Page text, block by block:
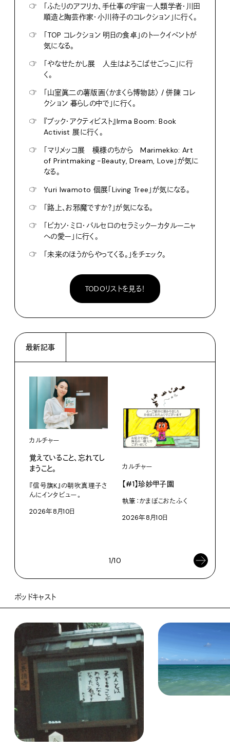
☞
「ふたりのアフリカ、手仕事の宇宙―人類学者・川田
順造と陶芸作家・小川待子のコレクション」に行く。
☞
「TOP コレクション 明日の食卓」のトークイベントが
気になる。
☞
「やなせたかし展 人生はよろこばせごっこ」に行
く。
☞
「山室眞二の薯版画〈かまくら博物誌〉 / 併陳 コレ
クション 暮らしの中で」に行く。
☞
『ブック・アクティビスト』Irma Boom: Book
Activist 展に行く。
☞
「マリメッコ展 模様のちから Marimekko: Art
of Printmaking -Beauty, Dream, Love」が気に
なる。
☞
Yuri Iwamoto 個展「Living Tree」が気になる。
☞
「路上、お邪魔ですか？」が気になる。
☞
「ピカソ・ミロ・バルセロのセラミックーカタルーニャ
への愛ー」に行く。
☞
「未来のほうからやってくる。」をチェック。
TODOリストを見る！
最新記事
カルチャー
覚えていること、忘れてし
まうこと。
『信号旗K』の朝吹真理子さ
んにインタビュー。
2026年8月10日
カルチャー
【#1】珍妙甲子園
執筆：かまぼこおたふく
2026年8月10日
1/10
ポッドキャスト